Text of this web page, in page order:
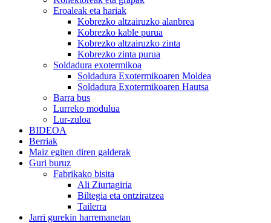
Eroaleak eta hariak
Kobrezko altzairuzko alanbrea
Kobrezko kable purua
Kobrezko altzairuzko zinta
Kobrezko zinta purua
Soldadura exotermikoa
Soldadura Exotermikoaren Moldea
Soldadura Exotermikoaren Hautsa
Barra bus
Lurreko modulua
Lur-zuloa
BIDEOA
Berriak
Maiz egiten diren galderak
Guri buruz
Fabrikako bisita
Ali Ziurtagiria
Biltegia eta ontziratzea
Tailerra
Jarri gurekin harremanetan